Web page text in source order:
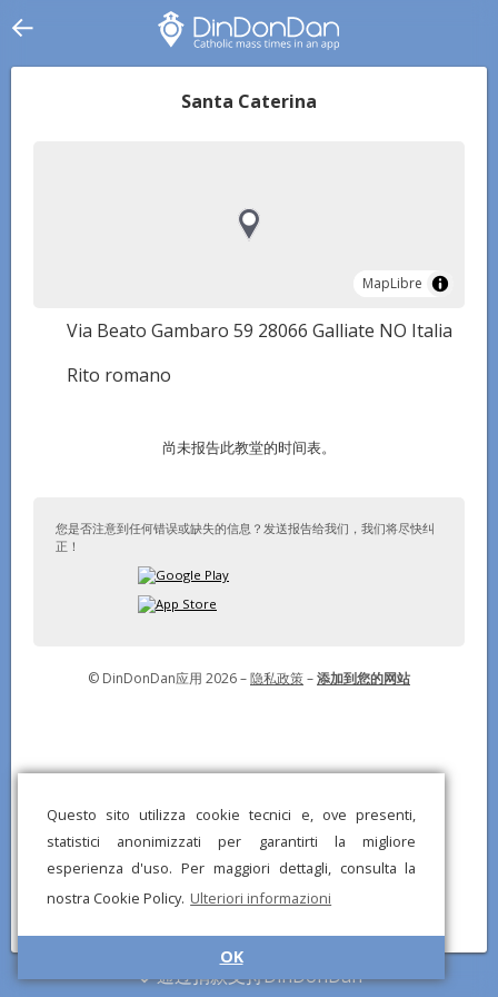
Questo sito utilizza cookie tecnici e, ove presenti,
statistici anonimizzati per garantirti la migliore
esperienza d'uso. Per maggiori dettagli, consulta la
nostra Cookie Policy. Ulteriori informazioni
OK
Santa Caterina
MapLibre
MapLibre
Via Beato Gambaro 59 28066 Galliate NO Italia
Rito romano
尚未报告此教堂的时间表。
您是否注意到任何错误或缺失的信息？发送报告给我们，我们将尽快纠
正！
© DinDonDan应用 2026 –隐私政策–添加到您的网站
通过捐款支持DinDonDan